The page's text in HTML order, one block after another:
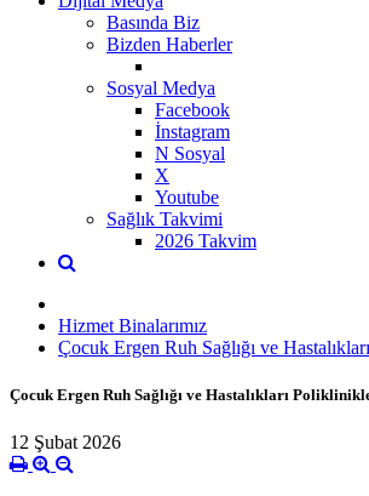
Basında Biz
Bizden Haberler
Sosyal Medya
Facebook
İnstagram
N Sosyal
X
Youtube
Sağlık Takvimi
2026 Takvim
Hizmet Binalarımız
Çocuk Ergen Ruh Sağlığı ve
Çocuk Ergen Ruh Sağlığı ve Hastalıkları
12 Şubat 2026